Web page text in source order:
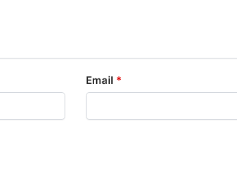
Email *